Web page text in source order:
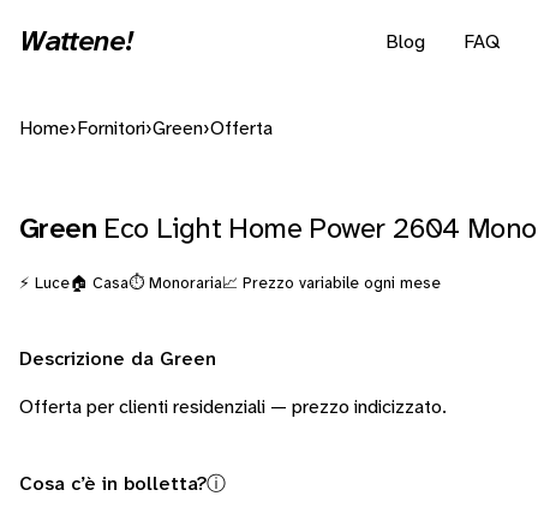
Wattene! Blog FAQ
Home› Fornitori›Green›Offerta
Green Eco Light Home Power 2604 Mono
⚡ Luce🏠 Casa⏱️ Monoraria📈 Prezzo variabile ogni mese
Descrizione da Green
Offerta per clienti residenziali — prezzo indicizzato.
Cosa c’è in bolletta?ⓘ